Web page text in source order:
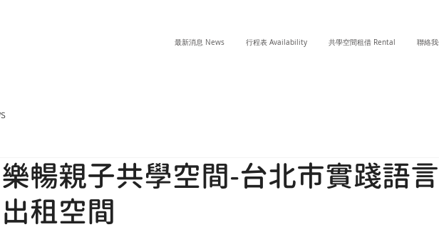
最新消息 News 行程表 Availability 共學空間租借 Rental 聯絡
樂暢親子共學空間-台北市實踐語
出租空間